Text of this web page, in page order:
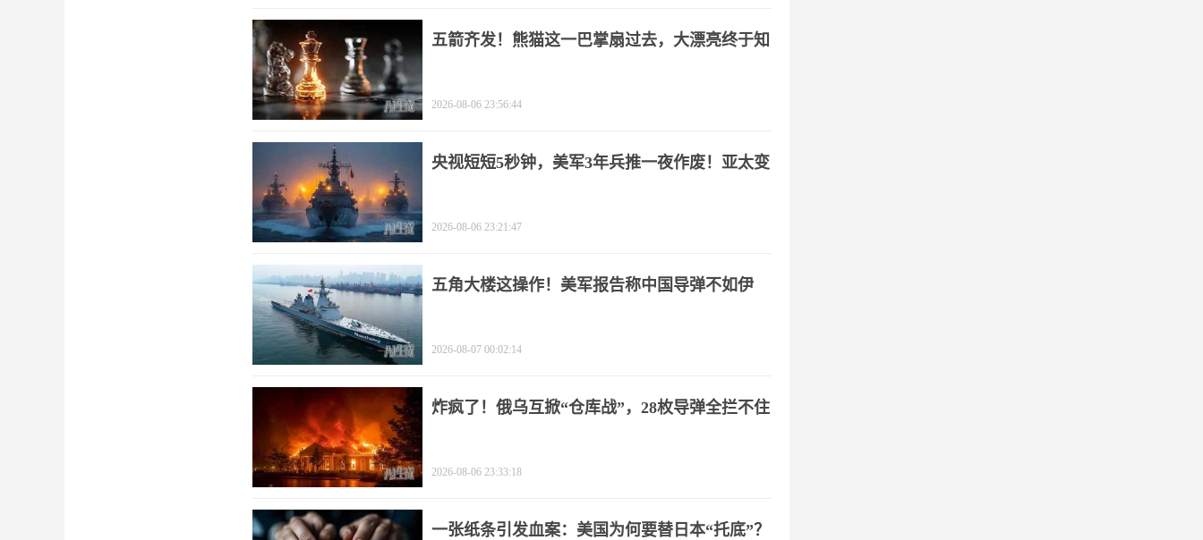
五箭齐发！熊猫这一巴掌扇过去，大漂亮终于知
2026-08-06 23:56:44
央视短短5秒钟，美军3年兵推一夜作废！亚太变
2026-08-06 23:21:47
五角大楼这操作！美军报告称中国导弹不如伊
2026-08-07 00:02:14
炸疯了！俄乌互掀“仓库战”，28枚导弹全拦不住
2026-08-06 23:33:18
一张纸条引发血案：美国为何要替日本“托底”？